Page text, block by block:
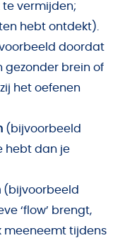
vermijden;
hebt ontdekt).
doordat
gezonder brein of
het oefenen
(bijvoorbeeld
hebt dan je
(bijvoorbeeld
‘flow’ brengt,
meeneemt tijdens